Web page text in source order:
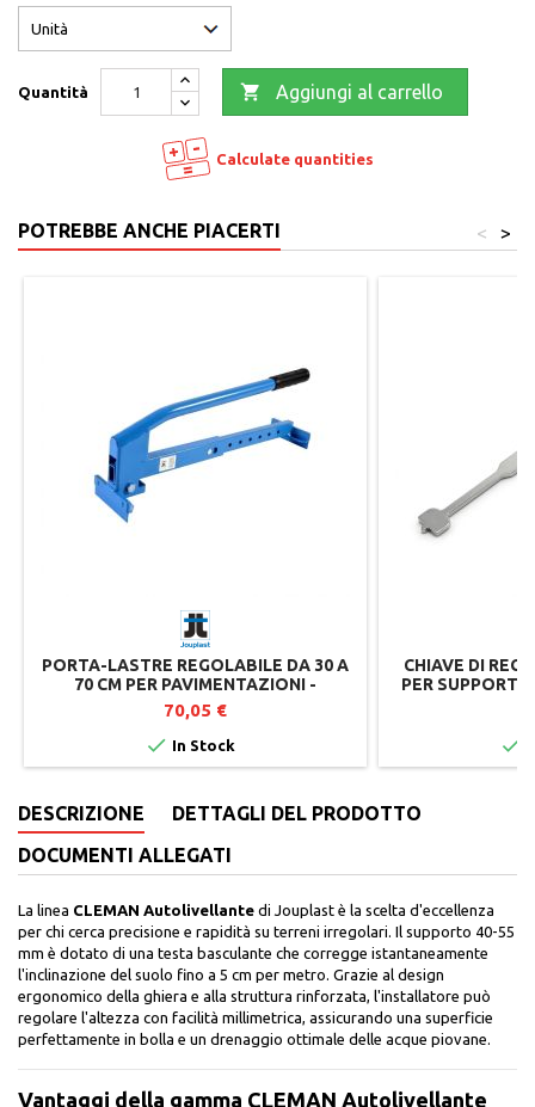
Quantità  Aggiungi al carrello
Calculate quantities
POTREBBE ANCHE PIACERTI >
<
PORTA-LASTRE REGOLABILE DA 30 A
70 CM PER PAVIMENTAZIONI -
JOUPLAST
70,05 €
 In Stock
CHIAVE DI
PER SUPPORTI

DESCRIZIONE
DETTAGLI DEL PRODOTTO
DOCUMENTI ALLEGATI
La linea CLEMAN Autolivellante di Jouplast è la scelta d'eccellenza
per chi cerca precisione e rapidità su terreni irregolari. Il supporto 40-55
mm è dotato di una testa basculante che corregge istantaneamente
l'inclinazione del suolo fino a 5 cm per metro. Grazie al design
ergonomico della ghiera e alla struttura rinforzata, l'installatore può
regolare l'altezza con facilità millimetrica, assicurando una superficie
perfettamente in bolla e un drenaggio ottimale delle acque piovane.
Vantaggi della gamma CLEMAN Autolivellante